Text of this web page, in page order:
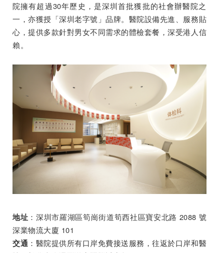
院擁有超過30年歷史，是深圳首批獲批的社會辦醫院之
一，亦獲授「深圳老字號」品牌。醫院設備先進、服務貼
心，提供多款針對男女不同需求的體檢套餐，深受港人信
賴。
地址 ：深圳市羅湖區筍崗街道筍西社區寶安北路 2088 號
深業物流大廈 101
交通 ：醫院提供所有口岸免費接送服務，往返於口岸和醫